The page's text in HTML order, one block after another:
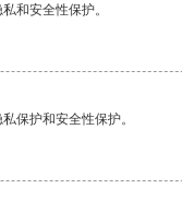
和安全性保护。
保护和安全性保护。